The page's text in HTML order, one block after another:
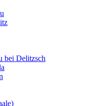
bei Delitzsch